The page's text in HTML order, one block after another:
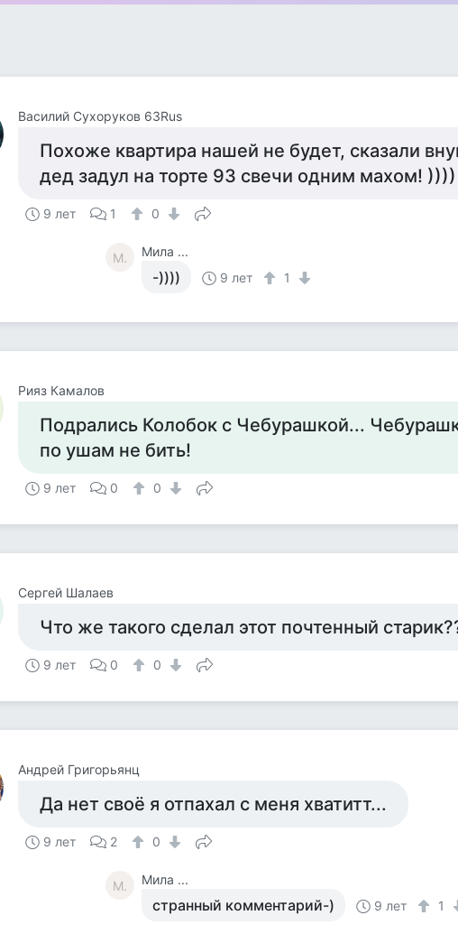
Василий Сухоруков 63Rus
Похоже квартира нашей не будет, сказали
дед задул на торте 93 свечи одним махом! ))))
9 лет 1 0
М. Мила ...
-)))) 9 лет 1
Рияз Камалов
Подрались Колобок с Чебурашкой...
по ушам не бить!
9 лет 0 0
Сергей Шалаев
Что же такого сделал этот почтенный
9 лет 0 0
Андрей Григорьянц
Да нет своё я отпахал с меня хватитт...
9 лет 2 0
М. Мила ...
странный комментарий-) 9 лет 1